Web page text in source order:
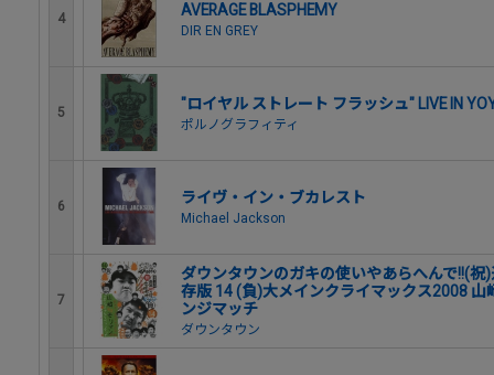
4 AVERAGE BLASPHEMY
DIR EN GREY
5 "ロイヤル ストレート フラッシュ" LIVE IN
ポルノグラフィティ
6 ライヴ・イン・ブカレスト
Michael Jackson
7
ダウンタウンのガキの使いやあらへんで!!(祝
存版 14 (負)大メインクライマックス2008
ンジマッチ
ダウンタウン